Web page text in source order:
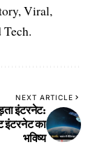
Viral,
Tech.
NEXT ARTICLE
इंटरनेट:
इंटरनेट का
भविष्य